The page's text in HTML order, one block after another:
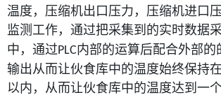
温度，压缩机出口压力，压缩机进口
监测工作，通过把采集到的实时数据
中，通过 PLC内部的运算后配合外部的
输出从而让伙食库中的温度始终保持
以内，从而让伙食库中的温度达到一